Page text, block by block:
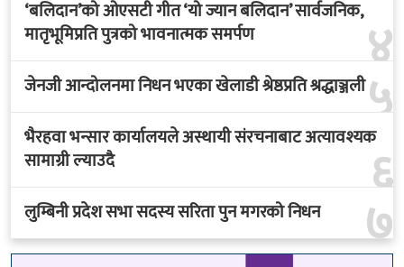
४
‘बलिदान’को ओएसटी गीत ‘यो ज्यान बलिदान’ सार्वजनिक,
मातृभूमिप्रति पुत्रको भावनात्मक समर्पण
५
जेनजी आन्दोलनमा निधन भएका खेलाडी श्रेष्ठप्रति श्रद्धाञ्जली
६
भैरहवा भन्सार कार्यालयले अस्थायी संरचनाबाट अत्यावश्यक
सामाग्री ल्याउदै
७
लुम्बिनी प्रदेश सभा सदस्य सरिता पुन मगरको निधन